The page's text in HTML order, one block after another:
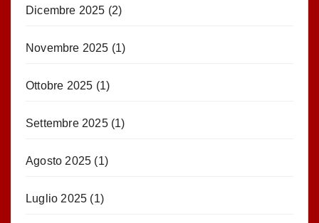
Dicembre 2025 (2)
Novembre 2025 (1)
Ottobre 2025 (1)
Settembre 2025(1)
Agosto 2025 (1)
Luglio 2025 (1)